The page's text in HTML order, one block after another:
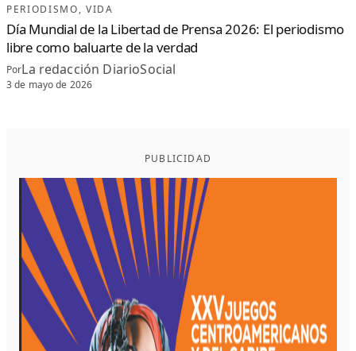
PERIODISMO, VIDA
Día Mundial de la Libertad de Prensa 2026: El periodismo
libre como baluarte de la verdad
PorLa redacción DiarioSocial
3 de mayo de 2026
PUBLICIDAD